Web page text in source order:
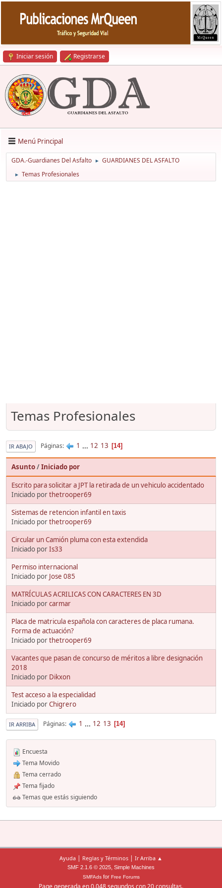
Iniciar sesión Registrarse
Menú Principal
GDA.-Guardianes Del Asfalto ► GUARDIANES DEL ASFALTO
► Temas Profesionales
Temas Profesionales
IR ABAJO Páginas 1 ... 12 13 14
Asunto/Iniciado por
Escrito para solicitar a JPT la retirada de un vehiculo accidentado
Iniciado porthetrooper69
Sistemas de retencion infantil en taxis
Iniciado porthetrooper69
Circular un Camión pluma con esta extendida
Iniciado porIs33
Permiso internacional
Iniciado por Jose 085
MATRÍCULAS ACRILICAS CON CARACTERES EN 3D
Iniciado porcarmar
Placa de matricula española con caracteres de placa rumana.
Forma de actuación?
Iniciado porthetrooper69
Vacantes que pasan de concurso de méritos a libre designación
2018
Iniciado por Dikxon
Test acceso a la especialidad
Iniciado porChigrero
IR ARRIBA Páginas 1 ... 12 13 14
Encuesta
Tema Movido
Tema cerrado
Tema fijado
Temas que estás siguiendo
Ayuda | Reglas y Términos | Ir Arriba ▲
SMF 2.1.6 © 2025, Simple Machines
SMFAdsfor Free Forums